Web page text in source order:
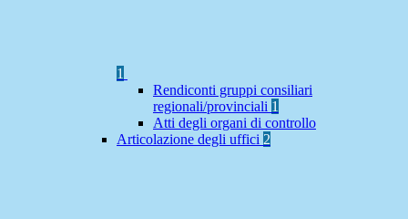
1
Rendiconti gruppi consiliari
regionali/provinciali 1
Atti degli organi di controllo
Articolazione degli uffici 2